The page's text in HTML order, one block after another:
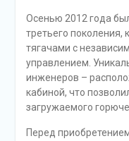
Осенью 2012 года
третьего
тягачами с
управлением.
инженеров –
кабиной, что
загружаемого
Перед